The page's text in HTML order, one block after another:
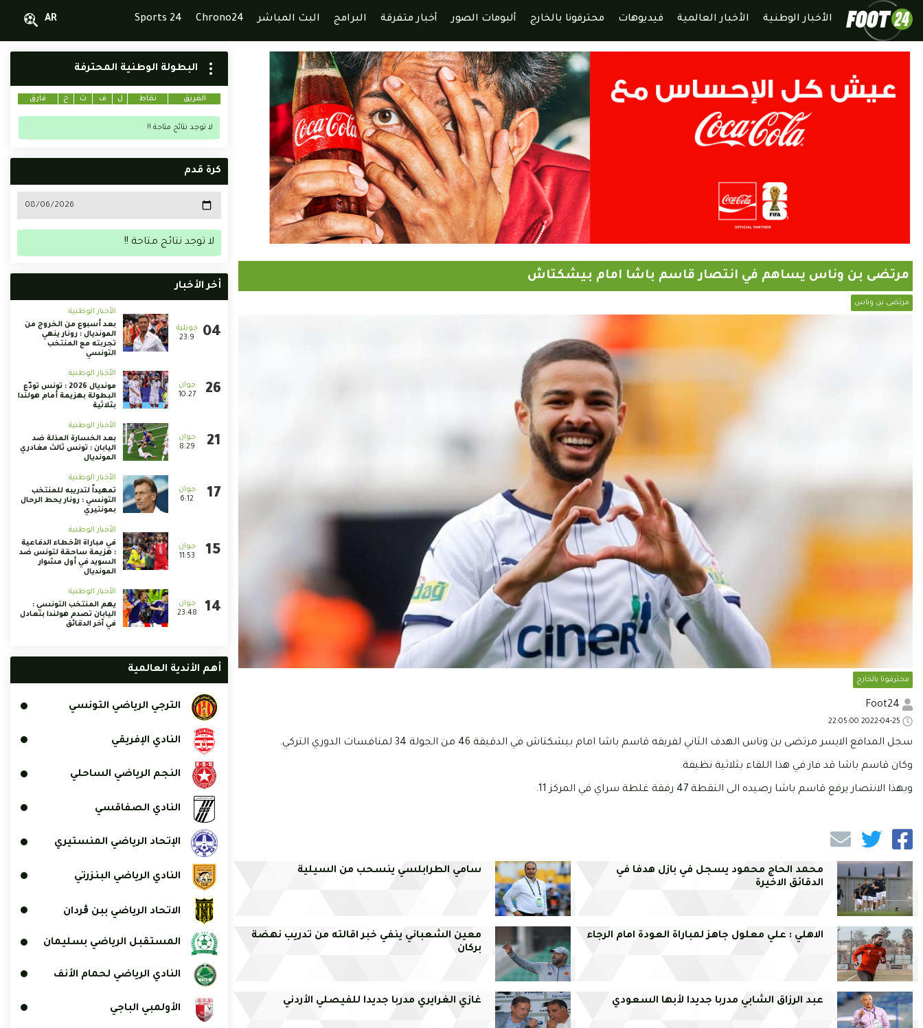
الأخبار الوطنية الأخبار العالمية فيديوهات محترفونا بالخارج ألبومات الصور أخبار متفرقة البرامج البث المباشر Chrono24
Sports 24
AR
مرتضى بن وناس يساهم في انتصار قاسم باشا امام بيشكتاش
مرتضى بن وناس
محترفونا بالخارج
سجل المدافع الايسر مرتضى بن وناس الهدف الثاني لفريقه قاسم باشا امام بيشكتاش في الدقيقة 46 من الجولة 34 لمنافسات الدوري التركي.
وكان قاسم باشا قد فاز في هذا اللقاء بثلاثية نظيفة.
وبهذا الانتصار يرفع قاسم باشا رصيده الى النقطة 47 رفقة غلطة سراي في المركز 11.
محمد الحاج محمود يسجل في بازل هدفا في
الدقائق الاخيرة
سامي الطرابلسي ينسحب من السيلية
الاهلي : علي معلول جاهز لمباراة العودة امام الرجاء
معين الشعباني ينفي خبر اقالته من تدريب نهضة
بركان
عبد الرزاق الشابي مدربا جديدا لأبها السعودي غازي الغرايري مدربا جديدا للفيصلي الأردني
البطولة الوطنية المحترفة
الفريق نقاط ل ف ت خ فارق
لا توجد نتائج متاحة !!
كرة قدم
لا توجد نتائج متاحة !!
أخر الأخبار
23:9
الأخبار الوطنية
بعد أسبوع من الخروج من
المونديال : رونار ينهي
تجربته مع المنتخب
التونسي
10:27
الأخبار الوطنية
مونديال 2026 : تونس تودّع
البطولة بهزيمة أمام هولندا
بثلاثية
8:29
الأخبار الوطنية
بعد الخسارة المذلة ضد
اليابان : تونس ثالث مغادري
المونديال
6:12
الأخبار الوطنية
تمهيداً لتدريبه للمنتخب
التونسي : رونار يحط الرحال
بمونتيري
11:53
الأخبار الوطنية
في مباراة الأخطاء الدفاعية
: هزيمة ساحقة لتونس ضد
السويد في أول مشوار
المونديال
23:48
الأخبار الوطنية
يهم المنتخب التونسي :
اليابان تصدم هولندا بتعادل
في آخر الدقائق
أهم الأندية العالمية
الترجي الرياضي التونسي
النادي الإفريقي
النجم الرياضي الساحلي
النادي الصفاقسي
الإتحاد الرياضي المنستيري
النادي الرياضي البنزرتي
الاتحاد الرياضي ببن ڨردان
المستقبل الرياضي بسليمان
النادي الرياضي لحمام الأنف
الأولمبي الباجي